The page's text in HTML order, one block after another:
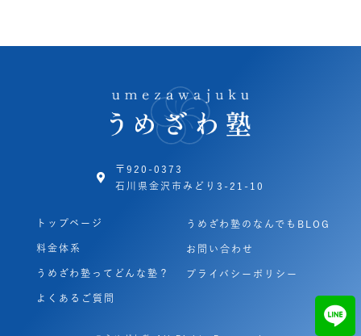
〒920-0373
石川県金沢市みどり3-21-10
トップページ
料金体系
うめざわ塾ってどんな塾？
よくあるご質問
うめざわ塾のなんでもBLOG
お問い合わせ
プライバシーポリシー